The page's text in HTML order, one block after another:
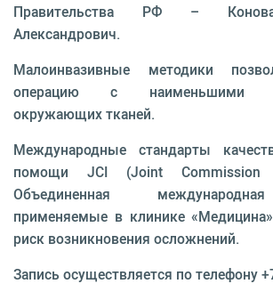
Правительства РФ –
Александрович.
Малоинвазивные методики
операцию с наименьшими
окружающих тканей.
Международные стандарты
помощи JCI (Joint Commission
Объединенная
применяемые в клинике
риск возникновения осложнений.
Запись осуществляется по телефону